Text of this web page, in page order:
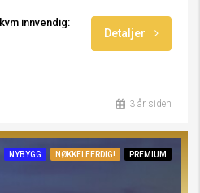
kvm innvendig:
Detaljer
3 år siden
NYBYGG NØKKELFERDIG! PREMIUM